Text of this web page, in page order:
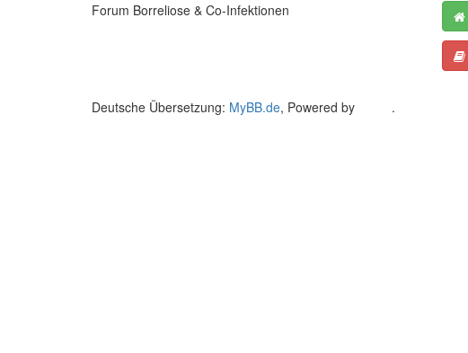
Forum Borreliose & Co-Infektionen
Deutsche Übersetzung: MyBB.de, Powered by .